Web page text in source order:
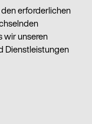
erforderlichen
wir unseren
Dienstleistungen